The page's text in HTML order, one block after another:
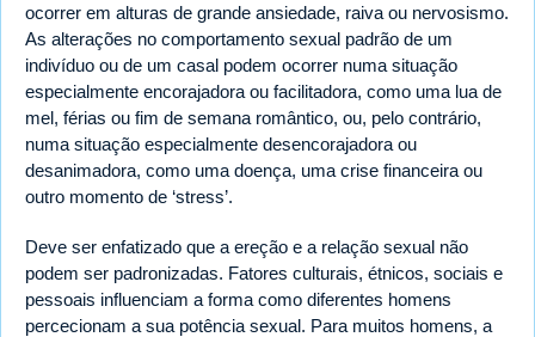
ocorrer em alturas de grande ansiedade, raiva ou nervosismo.
As alterações no comportamento sexual padrão de um
indivíduo ou de um casal podem ocorrer numa situação
especialmente encorajadora ou facilitadora, como uma lua de
mel, férias ou fim de semana romântico, ou, pelo contrário,
numa situação especialmente desencorajadora ou
desanimadora, como uma doença, uma crise financeira ou
outro momento de ‘stress’.
Deve ser enfatizado que a ereção e a relação sexual não
podem ser padronizadas. Fatores culturais, étnicos, sociais e
pessoais influenciam a forma como diferentes homens
percecionam a sua potência sexual. Para muitos homens, a